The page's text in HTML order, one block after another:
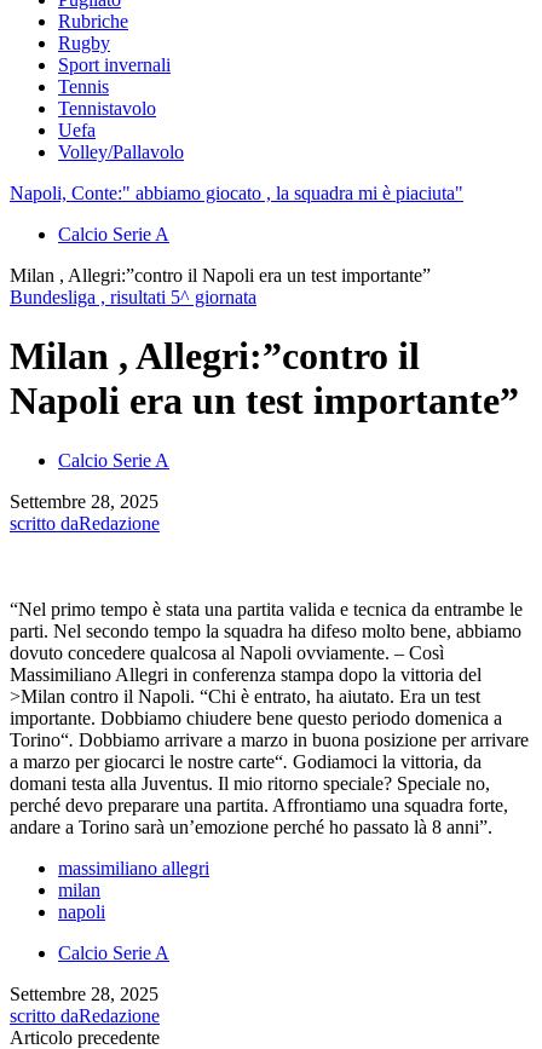
Rubriche
Rugby
Sport invernali
Tennis
Tennistavolo
Uefa
Volley/Pallavolo
Napoli, Conte:" abbiamo giocato , la squadra mi è piaciuta"
Calcio Serie A
Milan , Allegri:”contro il Napoli era un test importante”
Bundesliga , risultati 5^ giornata
Milan , Allegri:”contro il
Napoli era un test importante”
Calcio Serie A
Settembre 28, 2025
scritto daRedazione
“Nel primo tempo è stata una partita valida e tecnica da entrambe le
parti. Nel secondo tempo la squadra ha difeso molto bene, abbiamo
dovuto concedere qualcosa al Napoli ovviamente. – Così
Massimiliano Allegri in conferenza stampa dopo la vittoria del
>Milan contro il Napoli. “Chi è entrato, ha aiutato. Era un test
importante. Dobbiamo chiudere bene questo periodo domenica a
Torino“. Dobbiamo arrivare a marzo in buona posizione per arrivare
a marzo per giocarci le nostre carte“. Godiamoci la vittoria, da
domani testa alla Juventus. Il mio ritorno speciale? Speciale no,
perché devo preparare una partita. Affrontiamo una squadra forte,
andare a Torino sarà un’emozione perché ho passato là 8 anni”.
massimiliano allegri
milan
napoli
Calcio Serie A
Settembre 28, 2025
scritto daRedazione
Articolo precedente